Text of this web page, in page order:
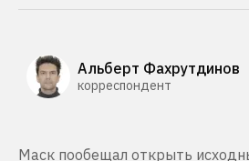
Альберт Фахрутдинов
корреспондент
Маск пообещал открыть